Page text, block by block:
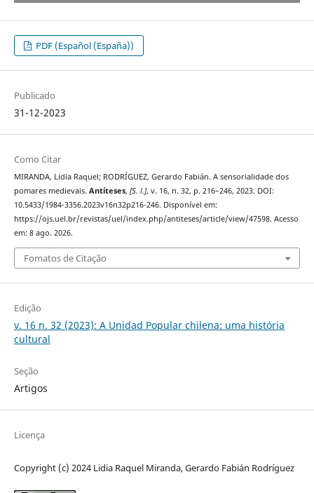
PDF (Español (España))
Publicado
31-12-2023
Como Citar
MIRANDA, Lidia Raquel; RODRÍGUEZ, Gerardo Fabián. A sensorialidade dos
pomares medievais. Antíteses, [S. l.], v. 16, n. 32, p. 216–246, 2023. DOI:
10.5433/1984-3356.2023v16n32p216-246. Disponível em:
https://ojs.uel.br/revistas/uel/index.php/antiteses/article/view/47598. Acesso
em: 8 ago. 2026.
Fomatos de Citação
Edição
v. 16 n. 32 (2023): A Unidad Popular chilena: uma história
cultural
Seção
Artigos
Licença
Copyright (c) 2024 Lidia Raquel Miranda, Gerardo Fabián Rodríguez